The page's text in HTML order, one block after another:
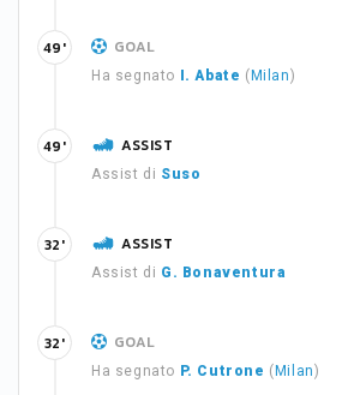
GOAL
Ha segnato I. Abate ( Milan)
49'
ASSIST
Assist di Suso
49'
ASSIST
Assist di G. Bonaventura
32'
GOAL
Ha segnato P. Cutrone ( Milan)
32'